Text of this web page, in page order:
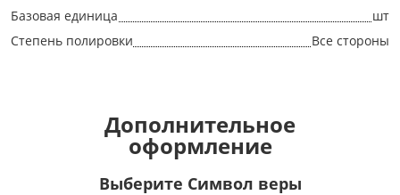
Базовая единица
шт
Степень полировки
Все стороны
Дополнительное
оформление
Выберите Символ веры